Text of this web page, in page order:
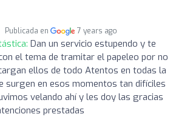
Publicada en 7 years ago
Dan un servicio estupendo y te
el tema de tramitar el papeleo por no
ellos de todo Atentos en todas la
surgen en esos momentos tan difíciles
velando ahí y les doy las gracias
prestadas